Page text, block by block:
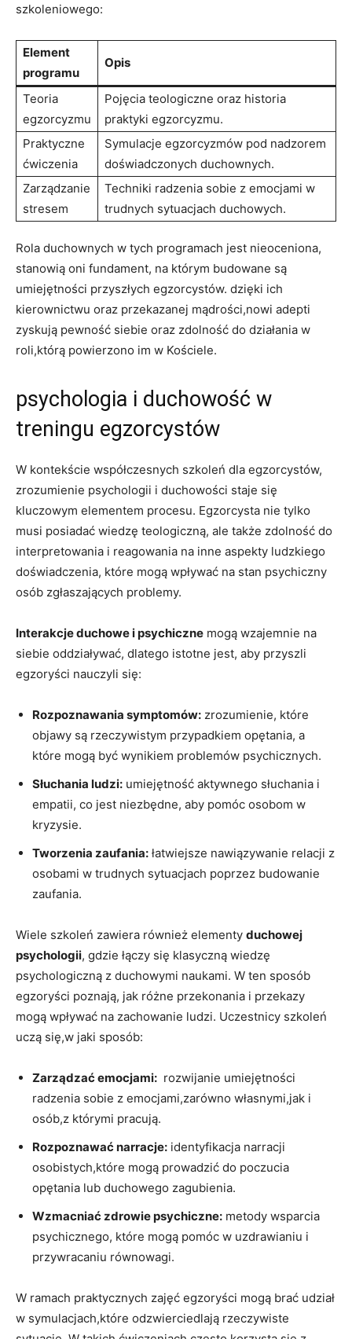
szkoleniowego:
Element
‌programu
Opis
Teoria
egzorcyzmu
Pojęcia teologiczne oraz historia
praktyki egzorcyzmu.
Praktyczne
ćwiczenia
Symulacje egzorcyzmów pod‌ nadzorem
doświadczonych duchownych.
Zarządzanie
stresem
Techniki radzenia sobie z emocjami w ​
trudnych⁢ sytuacjach duchowych.
Rola⁢ duchownych⁣ w tych programach jest nieoceniona,
‌stanowią​ oni⁤ fundament, ⁤na⁣ którym⁤ budowane ‌są
umiejętności przyszłych⁤ egzorcystów.​ dzięki ich
kierownictwu oraz ⁤przekazanej mądrości,nowi adepti⁣
zyskują pewność siebie⁤ oraz zdolność do działania w
roli,którą powierzono im w Kościele.
psychologia​ i duchowość w
‌treningu egzorcystów
W kontekście współczesnych szkoleń⁤ dla egzorcystów,
zrozumienie psychologii i ‌duchowości staje się
kluczowym elementem procesu. Egzorcysta nie ‌tylko
⁣musi ‍posiadać wiedzę⁤ teologiczną, ale także zdolność do
interpretowania‍ i reagowania na inne aspekty ludzkiego
doświadczenia, które mogą wpływać na‍ stan psychiczny
osób zgłaszających problemy.
Interakcje duchowe i‍ psychiczne mogą wzajemnie na
siebie oddziaływać, dlatego istotne⁤ jest, aby‍ przyszli
egzoryści nauczyli się:
Rozpoznawania‌ symptomów: zrozumienie, które
objawy‌ są ⁤rzeczywistym przypadkiem opętania,‌ a
które mogą być wynikiem problemów psychicznych.
Słuchania ludzi: umiejętność aktywnego słuchania i
empatii, co jest niezbędne, ⁢aby pomóc ⁢osobom ‍w
‌kryzysie.
Tworzenia⁢ zaufania: łatwiejsze ⁣nawiązywanie ⁣relacji z
osobami w trudnych sytuacjach poprzez budowanie
zaufania.
Wiele szkoleń ‌zawiera ⁢również elementy duchowej
‌psychologii, gdzie łączy się klasyczną wiedzę
psychologiczną z ⁢duchowymi naukami. W⁣ ten ​sposób
egzoryści poznają,​ jak różne⁣ przekonania ​i przekazy‌
mogą ‍wpływać na zachowanie ludzi. Uczestnicy szkoleń
uczą‍ się,w jaki sposób:
Zarządzać⁢ emocjami: ⁢ rozwijanie⁢ umiejętności
radzenia sobie z emocjami,zarówno‍ własnymi,jak i
osób,z ‌którymi⁢ pracują.
Rozpoznawać ​narracje: identyfikacja narracji
osobistych,które mogą prowadzić do poczucia
opętania lub duchowego zagubienia.
Wzmacniać zdrowie psychiczne: ⁤metody wsparcia⁣
psychicznego, które mogą pomóc w ⁤uzdrawianiu i
przywracaniu równowagi.
W ramach​ praktycznych zajęć egzoryści mogą ​brać udział
w symulacjach,które‌ odzwierciedlają rzeczywiste